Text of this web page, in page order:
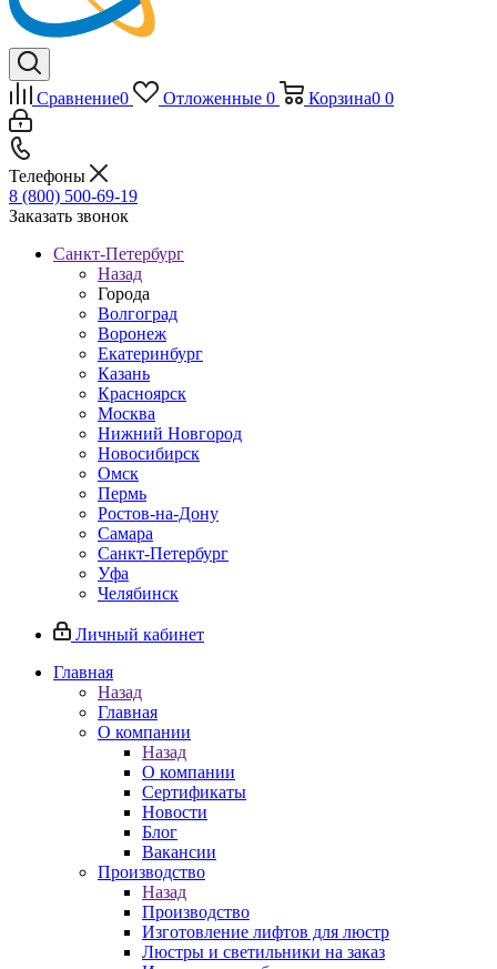
Сравнение0 Отложенные 0 Корзина0 0
Телефоны
8 (800) 500-69-19
Заказать звонок
Санкт-Петербург
Назад
Города
Волгоград
Воронеж
Екатеринбург
Казань
Красноярск
Москва
Нижний Новгород
Новосибирск
Омск
Пермь
Ростов-на-Дону
Самара
Санкт-Петербург
Уфа
Челябинск
Личный кабинет
Главная
Назад
Главная
О компании
Назад
О компании
Сертификаты
Новости
Блог
Вакансии
Производство
Назад
Производство
Изготовление лифтов для люстр
Люстры и светильники на заказ